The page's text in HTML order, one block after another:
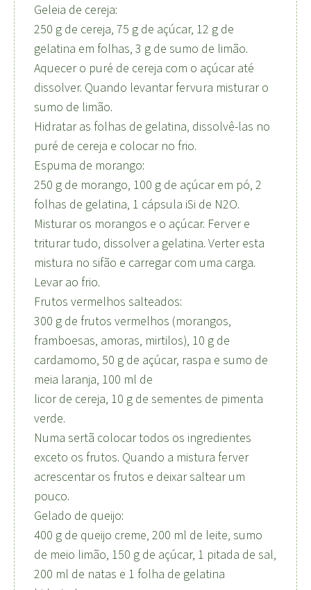
Geleia de cereja:
250 g de cereja, 75 g de açúcar, 12 g de
gelatina em folhas, 3 g de sumo de limão.
Aquecer o puré de cereja com o açúcar até
dissolver. Quando levantar fervura misturar o
sumo de limão.
Hidratar as folhas de gelatina, dissolvê-las no
puré de cereja e colocar no frio.
Espuma de morango:
250 g de morango, 100 g de açúcar em pó, 2
folhas de gelatina, 1 cápsula iSi de N2O.
Misturar os morangos e o açúcar. Ferver e
triturar tudo, dissolver a gelatina. Verter esta
mistura no sifão e carregar com uma carga.
Levar ao frio.
Frutos vermelhos salteados:
300 g de frutos vermelhos (morangos,
framboesas, amoras, mirtilos), 10 g de
cardamomo, 50 g de açúcar, raspa e sumo de
meia laranja, 100 ml de
licor de cereja, 10 g de sementes de pimenta
verde.
Numa sertã colocar todos os ingredientes
exceto os frutos. Quando a mistura ferver
acrescentar os frutos e deixar saltear um
pouco.
Gelado de queijo:
400 g de queijo creme, 200 ml de leite, sumo
de meio limão, 150 g de açúcar, 1 pitada de sal,
200 ml de natas e 1 folha de gelatina